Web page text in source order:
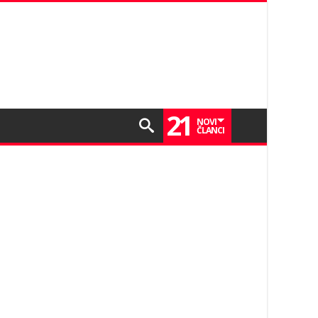
21 NOVI
ČLANCI